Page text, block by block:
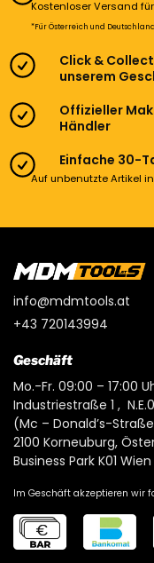
Kostenloser Versand
*Für Österreich und Deutschland
Click &
unserem
Offizieller
Händler
Einfache 30-
Auf unbenutzte Artikel
info@mdmtools.at
+43 720143994
Geschäft
Mo.-Fr. 09:00 – 17:00
Industriestraße 1 ,
(Mc – Donald’s-
2100 Korneuburg,
Business Park K01
Im Geschäft akzeptieren wir